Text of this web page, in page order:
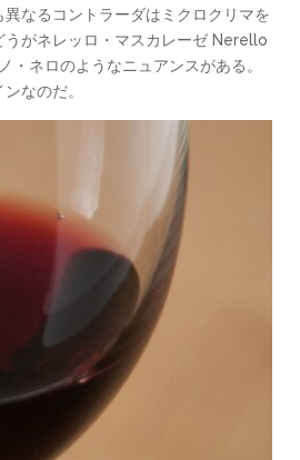
なるコントラーダはミクロクリマを
うがネレッロ・マスカレーゼ Nerello
ネロのようなニュアンスがある。
なのだ。